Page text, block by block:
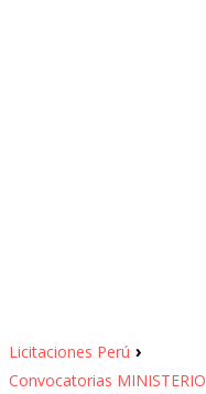
Licitaciones Perú ›
Convocatorias